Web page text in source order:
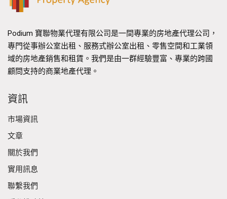
Podium 寶聯物業代理有限公司是一間專業的房地產代理公司，
專門從事辦公室出租、服務式辦公室出租、零售空間和工業領
域的房地產銷售和租賃。我們是由一群經驗豐富、專業的跨國
顧問支持的商業地產代理。
資訊
市場資訊
文章
關於我們
實用訊息
聯繫我們